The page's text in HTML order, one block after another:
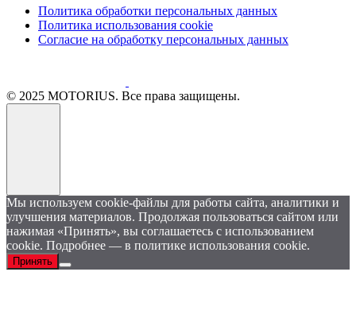
Политика обработки персональных данных
Политика использования cookie
Согласие на обработку персональных данных
© 2025 MOTORIUS. Все права защищены.
Мы используем cookie-файлы для работы сайта, аналитики и
улучшения материалов. Продолжая пользоваться сайтом или
нажимая «Принять», вы соглашаетесь с использованием
cookie. Подробнее — в политике использования cookie.
Принять